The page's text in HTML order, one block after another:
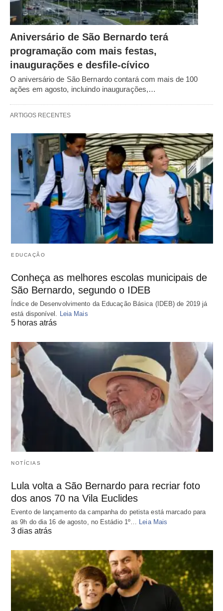
Aniversário de São Bernardo terá
programação com mais festas,
inaugurações e desfile-cívico
O aniversário de São Bernardo contará com mais de 100
ações em agosto, incluindo inaugurações,…
ARTIGOS RECENTES
EDUCAÇÃO
Conheça as melhores escolas municipais de
São Bernardo, segundo o IDEB
Índice de Desenvolvimento da Educação Básica (IDEB) de 2019 já
está disponível.
Leia Mais
5 horas atrás
NOTÍCIAS
Lula volta a São Bernardo para recriar foto
dos anos 70 na Vila Euclides
Evento de lançamento da campanha do petista está marcado para
as 9h do dia 16 de agosto, no Estádio 1º… Leia Mais
3 dias atrás